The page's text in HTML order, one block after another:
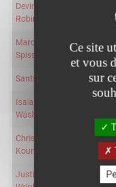
Devin
Robinson
Marco
Spissu
24 1/2
Santi Yusta 4/7
Isaiah
Washington
Christ
Koumadje
0/0
Justin
Ce site
et vous
sur